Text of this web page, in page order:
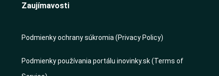
Zaujímavosti
Podmienky ochrany súkromia (Privacy Policy)
Podmienky používania portálu inovinky.sk (Terms of